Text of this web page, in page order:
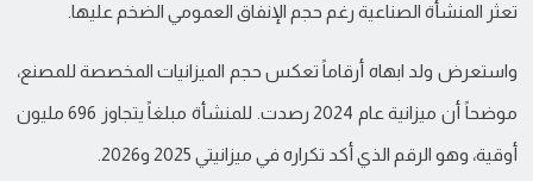
تعثر المنشأة الصناعية رغم حجم الإنفاق العمومي الضخم عليها.
واستعرض ولد ابهاه أرقاماً تعكس حجم الميزانيات المخصصة للمصنع،
موضحاً أن ميزانية عام 2024 رصدت. للمنشأة مبلغاً يتجاوز 696 مليون
أوقية، وهو الرقم الذي أكد تكراره في ميزانيتي 2025 و2026.